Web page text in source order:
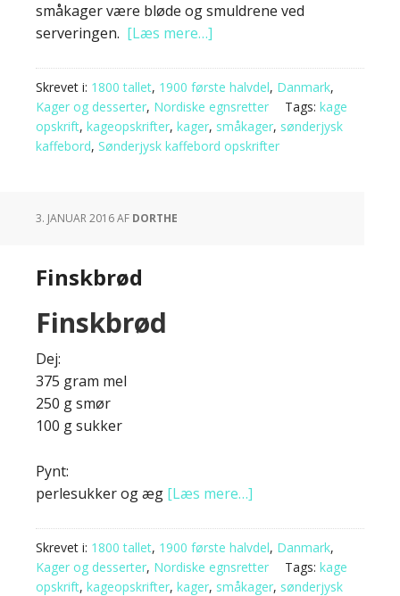
småkager være bløde og smuldrene ved
serveringen. [Læs mere…]
Skrevet i: 1800 tallet, 1900 første halvdel, Danmark,
Kager og desserter, Nordiske egnsretter Tags: kage
opskrift, kageopskrifter, kager, småkager, sønderjysk
kaffebord, Sønderjysk kaffebord opskrifter
3. JANUAR 2016AF DORTHE
Finskbrød
Finskbrød
Dej:
375 gram mel
250 g smør
100 g sukker
Pynt:
perlesukker og æg [Læs mere…]
Skrevet i: 1800 tallet, 1900 første halvdel, Danmark,
Kager og desserter, Nordiske egnsretter Tags: kage
opskrift, kageopskrifter, kager, småkager, sønderjysk